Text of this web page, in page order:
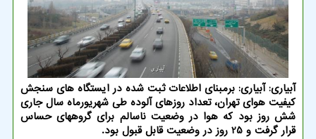
آبیاری: آبیاری: برمبنای اطلاعات ثبت شده در ایستگاه های سنجش
کیفیت هوای تهران، تعداد روزهای آلوده طی شهریورماه سال جاری
شش روز بود که هوا در وضعیت ناسالم برای گروههای حساس
قرار گرفت و 25 روز در وضعیت قابل قبول بود.